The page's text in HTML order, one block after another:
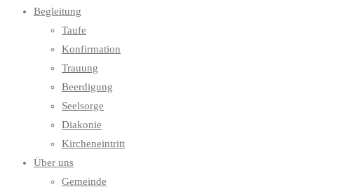
Begleitung
Taufe
Konfirmation
Trauung
Beerdigung
Seelsorge
Diakonie
Kircheneintritt
Über uns
Gemeinde